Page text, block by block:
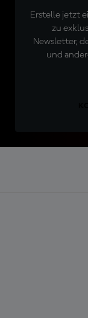
Erstelle jetzt
zu
Newsletter,
und